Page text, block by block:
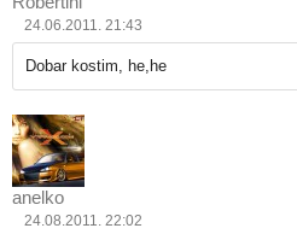
24.06.2011. 21:43
Dobar kostim, he,he
anelko
24.08.2011. 22:02